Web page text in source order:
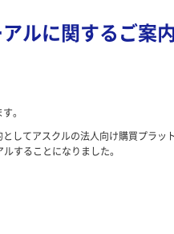
ルに関するご案
。
してアスクルの法人向け購買プラッ
することになりました。